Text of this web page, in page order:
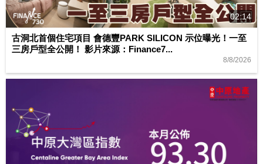
02:14
古洞北首個住宅項目 會德豐PARK SILICON 示位曝光！一至
三房戶型全公開！ 影片來源：Finance7...
8/8/2026